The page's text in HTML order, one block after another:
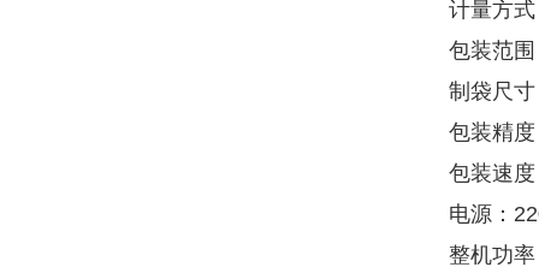
计量方
包装范
制袋尺
包装精
包装速
电源：
整机功